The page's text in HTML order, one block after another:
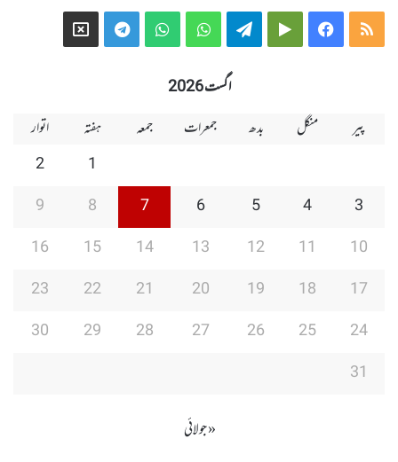
RSS
Facebook
Google
Telegram
WhatsApp
WhatsApp
Telegram
X
اگست 2026
پیر
منگل بدھ جمعرات جمعہ ہفتہ
اتوار
1
2
3
4
5
6
7
8
9
10
11
12
13
14
15
16
17
18
19
20
21
22
23
24
25
26
27
28
29
30
31
« جولائی